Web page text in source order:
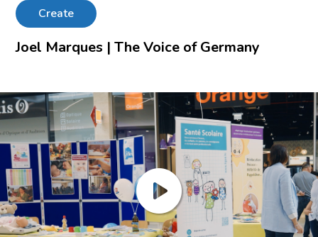
Create
Joel Marques | The Voice of Germany